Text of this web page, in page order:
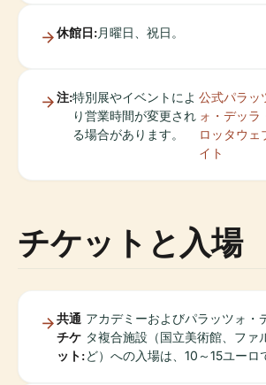
休館日:月曜日、祝日。
注:特別展やイベントによ
り営業時間が変更され
る場合があります。
公式パラッ
ォ・デッラ
ロッタウェ
イト
チケットと入場
共通
チケ
ット:
アカデミーおよびパラッツォ・
タ複合施設（国立美術館、ファ
ど）への入場は、10～15ユーロ